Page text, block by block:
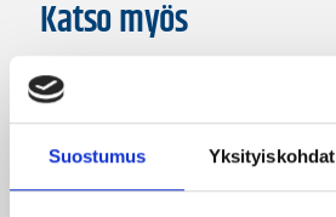
Suostumus Yksityiskohdat
Katso myös